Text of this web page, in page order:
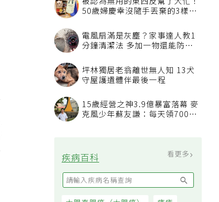
被認為無用的東西反幫了大忙！
50歲婦慶幸沒隨手丟棄的3樣物
電風扇滿是灰塵？家事達人教1
分鐘清潔法 多加一物還能防髒
坪林獨居老翁離世無人知 13犬
守屋護遺體伴最後一程
15歲經營之神3.9億暴富落幕 麥
克風少年蘇友謙：每天領700元
疾病百科